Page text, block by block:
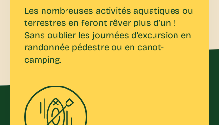
Les nombreuses activités aquatiques ou
terrestres en feront rêver plus d’un !
Sans oublier les journées d’excursion en
randonnée pédestre ou en canot-
camping.